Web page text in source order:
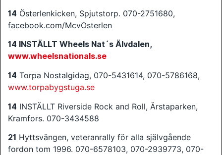
14 Österlenkicken, Spjutstorp. 070-2751680,
facebook.com/McvOsterlen
14 INSTÄLLT Wheels Nat´s Älvdalen,
www.wheelsnationals.se
14 Torpa Nostalgidag, 070-5431614, 070-5786168,
www.torpabygstuga.se
14 INSTÄLLT Riverside Rock and Roll, Ärstaparken,
Kramfors. 070-3434588
21 Hyttsvängen, veteranrally för alla självgående
fordon tom 1996. 070-6578103, 070-2939773, 070-